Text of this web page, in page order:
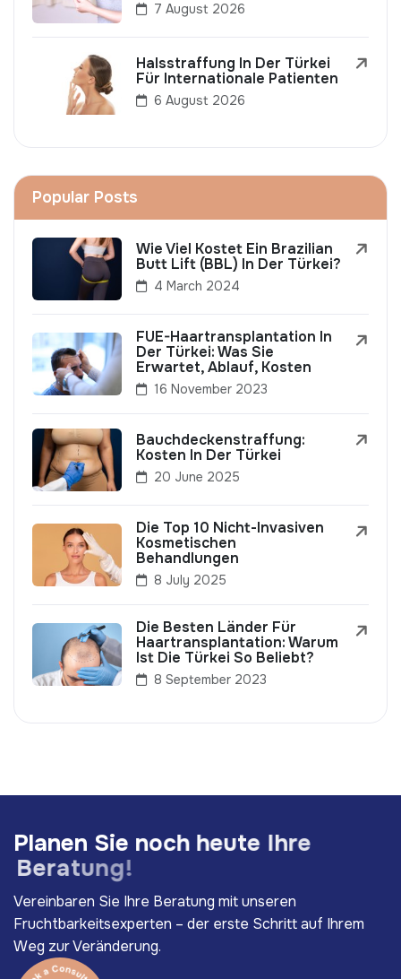
7 August 2026
Halsstraffung In Der Türkei
Für Internationale Patienten
6 August 2026
Popular Posts
Wie Viel Kostet Ein Brazilian
Butt Lift (BBL) In Der Türkei?
4 March 2024
FUE-Haartransplantation In
Der Türkei: Was Sie
Erwartet, Ablauf, Kosten
16 November 2023
Bauchdeckenstraffung:
Kosten In Der Türkei
20 June 2025
Die Top 10 Nicht-Invasiven
Kosmetischen
Behandlungen
8 July 2025
Die Besten Länder Für
Haartransplantation: Warum
Ist Die Türkei So Beliebt?
8 September 2023
Planen Sie noch heute Ihre
Beratung!
Vereinbaren Sie Ihre Beratung mit unseren
Fruchtbarkeitsexperten – der erste Schritt auf Ihrem
Weg zur Veränderung.